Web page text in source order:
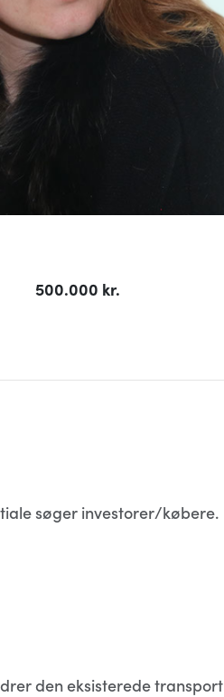
500.000 kr.
søger investorer/købere.
den eksisterede transport